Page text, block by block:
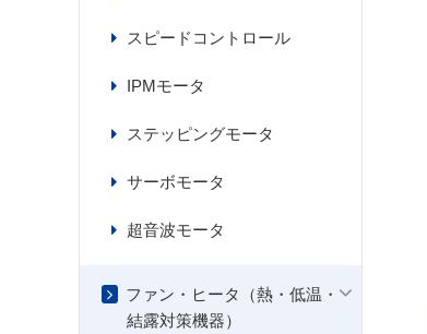
スピードコントロール
IPMモータ
ステッピングモータ
サーボモータ
超音波モータ
ファン・ヒータ（熱・低温・
結露対策機器）